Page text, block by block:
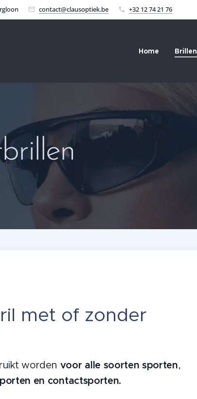
contact@clausoptiek.be +32 12 74 21 76
Home Brillen
met of zonder
worden voor alle soorten sporten,
en contactsporten.